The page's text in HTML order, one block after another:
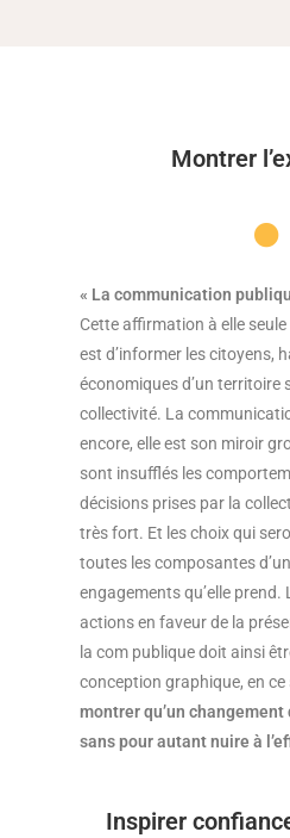
Montrer
« La communication
Cette affirmation à elle
est d’informer les citoyens,
économiques d’un territoire
collectivité. La
encore, elle est son miroir
sont insufflés les
décisions prises par la
très fort. Et les choix qui
toutes les composantes
engagements qu’elle prend.
actions en faveur de la
la com publique doit ainsi
conception graphique, en ce
montrer qu’un
sans pour autant nuire à
Inspirer